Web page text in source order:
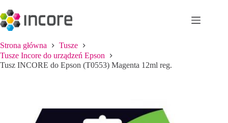
do
treści
Strona główna
Tusze
Tusze Incore do urządzeń Epson
Tusz INCORE do Epson (T0553) Magenta 12ml reg.